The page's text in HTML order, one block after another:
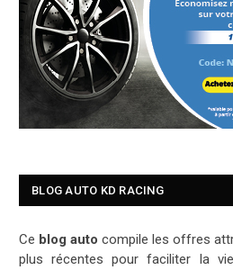
BLOG AUTO KD RACING
Ce blog auto compile les offres
plus récentes pour faciliter la